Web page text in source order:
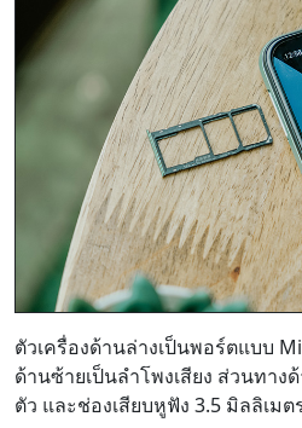
ตัวเครื่องด้านล่างเป็นพอร์ตแบบ
ด้านซ้ายเป็นลำโพงเสียง ส่วนทาง
ตัว และช่องเสียบหูฟัง 3.5 มิลลิเมต